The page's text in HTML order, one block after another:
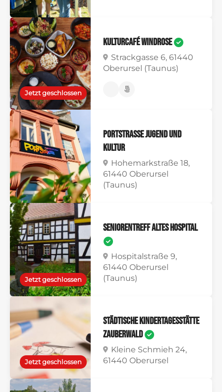
Jetzt geschlossen
Kulturcafé Windrose
Strackgasse 6, 61440
Oberursel (Taunus)
Portstrasse Jugend und
Kultur
Hohemarkstraße 18,
61440 Oberursel
(Taunus)
Jetzt geschlossen
Seniorentreff Altes Hospital
Hospitalstraße 9,
61440 Oberursel
(Taunus)
Jetzt geschlossen
Städtische Kindertagesstätte
Zauberwald
Kleine Schmieh 24,
61440 Oberursel